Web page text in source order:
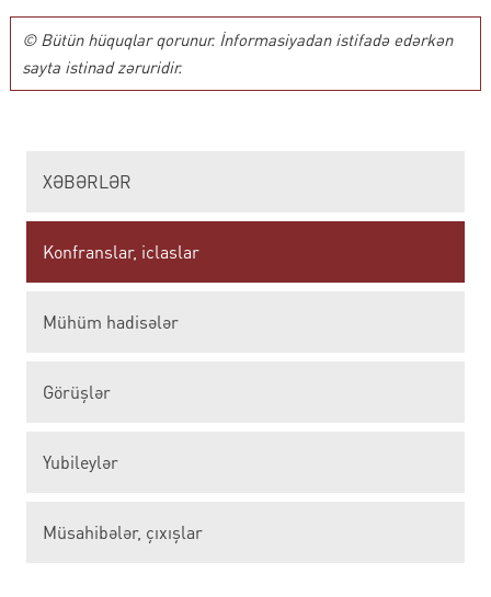
© Bütün hüquqlar qorunur. İnformasiyadan istifadə edərkən
sayta istinad zəruridir.
XƏBƏRLƏR
Konfranslar, iclaslar
Mühüm hadisələr
Görüşlər
Yubileylər
Müsahibələr, çıxışlar